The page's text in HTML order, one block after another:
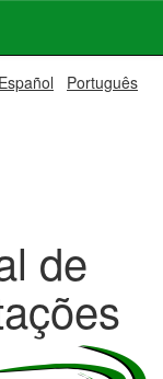
Español Português
de